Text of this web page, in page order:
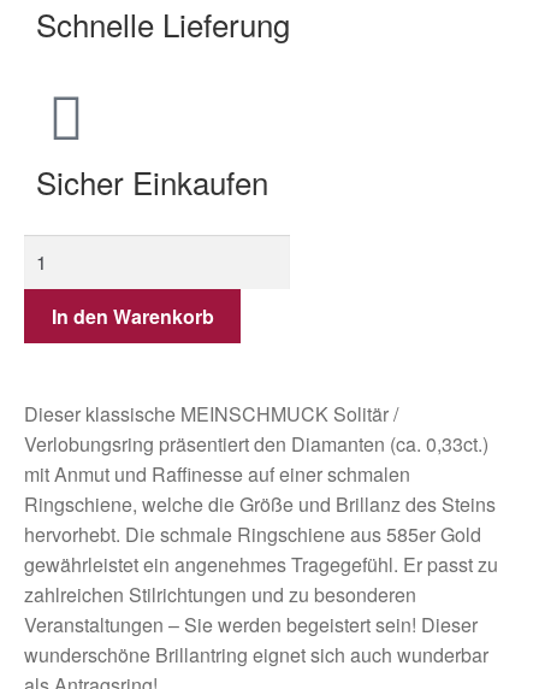
Schnelle Lieferung
Sicher Einkaufen
In den Warenkorb
Dieser klassische MEINSCHMUCK Solitär /
Verlobungsring präsentiert den Diamanten (ca. 0,33ct.)
mit Anmut und Raffinesse auf einer schmalen
Ringschiene, welche die Größe und Brillanz des Steins
hervorhebt. Die schmale Ringschiene aus 585er Gold
gewährleistet ein angenehmes Tragegefühl. Er passt zu
zahlreichen Stilrichtungen und zu besonderen
Veranstaltungen – Sie werden begeistert sein! Dieser
wunderschöne Brillantring eignet sich auch wunderbar